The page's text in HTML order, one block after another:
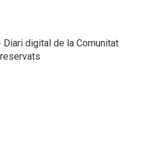
digital de la Comunitat